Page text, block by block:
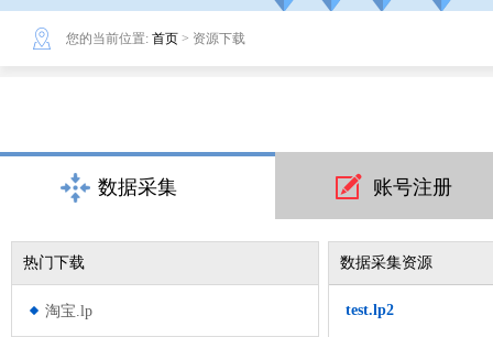
您的当前位置: 首页 > 资源下载
数据采集 账号注册
热门下载
淘宝.lp
数据采集资源
test.lp2